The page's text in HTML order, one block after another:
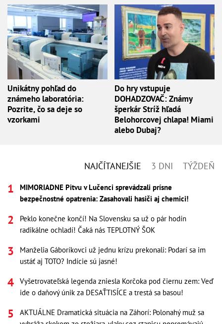
Unikátny pohľad do
známeho laboratória:
Pozrite, čo sa deje so
vzorkami
Do hry vstupuje
DOHADZOVAČ: Známy
šperkár Stríž hľadá
Belohorcovej chlapa! Miami
alebo Dubaj?
NAJČÍTANEJŠIE 3 DNI TÝŽDEŇ
MIMORIADNE Pitvu v Lučenci sprevádzali prísne
bezpečnostné opatrenia: Zasahovali hasiči aj chemici!
Peklo konečne končí! Na Slovensku sa už o pár hodín
radikálne ochladí! Čaká nás TEPLOTNÝ ŠOK
Manželia Gáboríkovci už jednu krízu prekonali: Podarí sa im
ustáť aj TOTO? Indície sú jasné!
Vyšetrovateľská legenda zniesla Korčoka pod čiernu zem: Veď
ide o daňový únik za DESAŤTISÍCE a trestá sa basou!
AKTUÁLNE Dramatická situácia na Záhorí: Polonahý muž sa